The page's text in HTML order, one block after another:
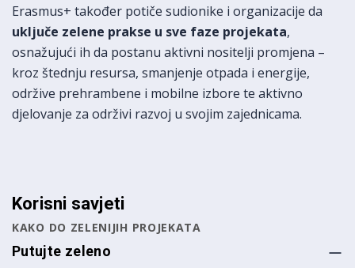
Erasmus+ također potiče sudionike i organizacije da
uključe zelene prakse u sve faze projekata,
osnažujući ih da postanu aktivni nositelji promjena –
kroz štednju resursa, smanjenje otpada i energije,
održive prehrambene i mobilne izbore te aktivno
djelovanje za održivi razvoj u svojim zajednicama.
Korisni savjeti
KAKO DO ZELENIJIH PROJEKATA
Putujte zeleno